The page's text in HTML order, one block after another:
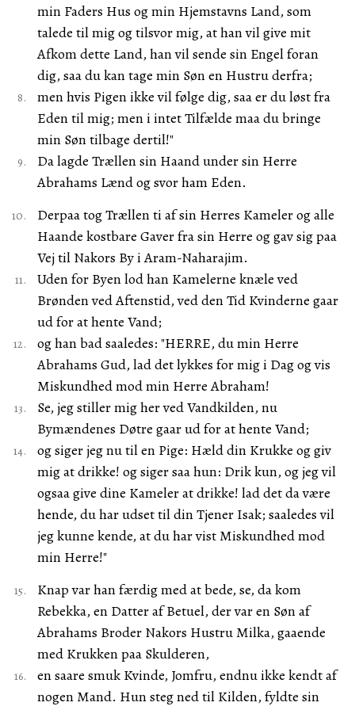
min Faders Hus og min Hjemstavns Land, som
talede til mig og tilsvor mig, at han vil give mit
Afkom dette Land, han vil sende sin Engel foran
dig, saa du kan tage min Søn en Hustru derfra;
men hvis Pigen ikke vil følge dig, saa er du løst fra
Eden til mig; men i intet Tilfælde maa du bringe
min Søn tilbage dertil!"
Da lagde Trællen sin Haand under sin Herre
Abrahams Lænd og svor ham Eden.
Derpaa tog Trællen ti af sin Herres Kameler og alle
Haande kostbare Gaver fra sin Herre og gav sig paa
Vej til Nakors By i Aram-Naharajim.
Uden for Byen lod han Kamelerne knæle ved
Brønden ved Aftenstid, ved den Tid Kvinderne gaar
ud for at hente Vand;
og han bad saaledes: "HERRE, du min Herre
Abrahams Gud, lad det lykkes for mig i Dag og vis
Miskundhed mod min Herre Abraham!
Se, jeg stiller mig her ved Vandkilden, nu
Bymændenes Døtre gaar ud for at hente Vand;
og siger jeg nu til en Pige: Hæld din Krukke og giv
mig at drikke! og siger saa hun: Drik kun, og jeg vil
ogsaa give dine Kameler at drikke! lad det da være
hende, du har udset til din Tjener Isak; saaledes vil
jeg kunne kende, at du har vist Miskundhed mod
min Herre!"
Knap var han færdig med at bede, se, da kom
Rebekka, en Datter af Betuel, der var en Søn af
Abrahams Broder Nakors Hustru Milka, gaaende
med Krukken paa Skulderen,
en saare smuk Kvinde, Jomfru, endnu ikke kendt af
nogen Mand. Hun steg ned til Kilden, fyldte sin